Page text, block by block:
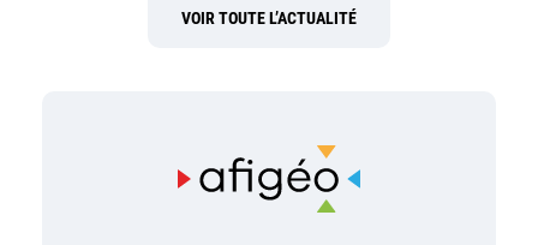
VOIR TOUTE L’ACTUALITÉ